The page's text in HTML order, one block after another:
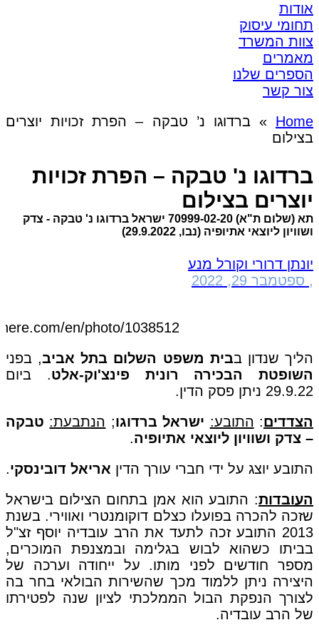
אודות
תחומי עיסוק
צוות המשרד
מאמרים
הספרים שלנו
צור קשר
Home
»ברדוגו נ’ טבקה – הפרת זכויות יוצרים
בצילום
ברדוגו נ' טבקה – הפרת זכויות
יוצרים בצילום
תא (שלום ת"א) 70999-02-20 ישראל ברדוגו נ' טבקה - צדק
ושוויון ליוצאי אתיופיה (נבו, 29.9.2022)
יונתן דרורי וקורל מנע
, ספטמבר 29, 2022
en/photo/1038512
הליך שנדון בבית משפט השלום בתל אביב, בפני
השופטת הבכירה רונית פינצ'וק-אלט. ביום
29.9.22 ניתן פסק הדין.
הצדדים: התובע: ישראל ברדוגו; הנתבעת: טבקה
– צדק ושוויון ליוצאי אתיופיה.
התובע יוצג על ידי חברי עורך הדין אריאל דובינסקי.
העובדות: התובע הוא אמן בתחום הצילום בישראל
שזכה להכרה בפועלו כצלם דוקומנטרי ואווירי. בשנת
2013 התובע זכה לתעד את הרב עובדיה יוסף זצ"ל
בביתו כשהוא לבוש בגלימה ובמצנפת המוכרים,
מספר חודשים לפני מותו. על ייחודה וערכה של
היצירה ניתן ללמוד מכך שהשירות הבולאי בחר בה
לצורך הנפקת הבול הממלכתי לציון שנה לפטירתו
של הרב עובדיה.